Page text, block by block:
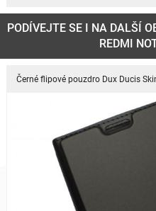
PODÍVEJTE SE I NA DALŠÍ
REDMI
Černé flipové pouzdro Dux Ducis